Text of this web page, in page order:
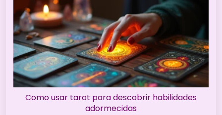
Como usar tarot para descobrir habilidades
adormecidas